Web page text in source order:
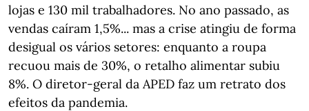
lojas e 130 mil trabalhadores. No ano passado, as
vendas caíram 1,5%... mas a crise atingiu de forma
desigual os vários setores: enquanto a roupa
recuou mais de 30%, o retalho alimentar subiu
8%. O diretor-geral da APED faz um retrato dos
efeitos da pandemia.